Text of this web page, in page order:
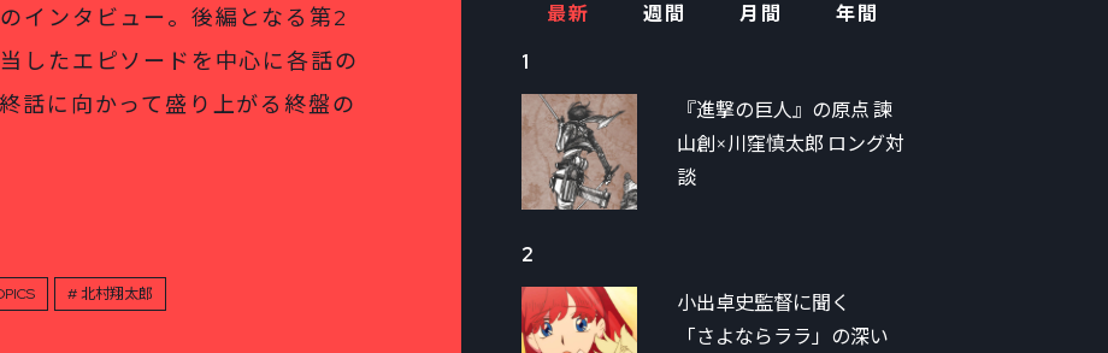
インタビュー。後編となる第2
したエピソードを中心に各話の
話に向かって盛り上がる終盤の
北村翔太郎
最新 週間 月間
年間
1
『進撃の巨人』の原点 諫
山創×川窪慎太郎 ロング対
談
2
小出卓史監督に聞く
「さよならララ」の深い